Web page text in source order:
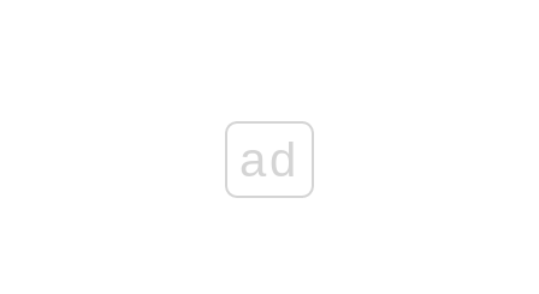
ad